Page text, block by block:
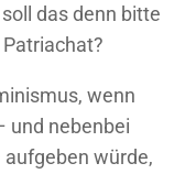
das denn bitte
wenn
und nebenbei
aufgeben würde,